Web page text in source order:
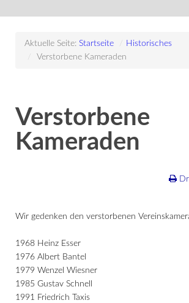
Aktuelle Seite: Startseite /
Historisches
/
Verstorbene Kameraden
Verstorbene
Kameraden
Wir gedenken den verstorbenen
1968 Heinz Esser
1976 Albert Bantel
1979 Wenzel Wiesner
1985 Gustav Schnell
1991 Friedrich Taxis